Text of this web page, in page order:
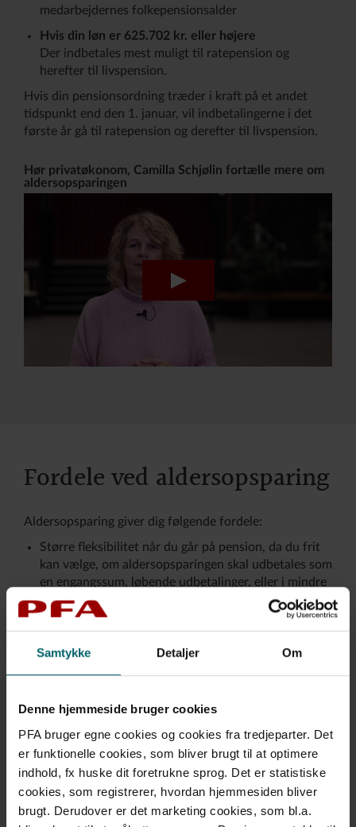
Samtykke Detaljer Om
Denne hjemmeside bruger cookies
PFA bruger egne cookies og cookies fra tredjeparter. Det
er funktionelle cookies, som bliver brugt til at optimere
indhold, fx huske dit foretrukne sprog. Det er statistiske
cookies, som registrerer, hvordan hjemmesiden bliver
brugt. Derudover er det marketing cookies, som bl.a.
medarbejdernes folkepensionsalder
Hvis din løn er 625.702 kr. eller højere
Der indbetales mest muligt til ratepension og
herefter til livspension.
Hvis din pensionsordning træder i kraft på et andet
tidspunkt end den 1. januar, vil indbetalingerne i det
første år gå til ratepension og derefter til livspension.
Hør privatøkonom, Camilla Schjølin fortælle mere om
aldersopsparingen
Fordele ved aldersopsparing
Aldersopsparing giver dig følgende fordele:
Større fleksibilitet når du går på pension, da du frit
kan vælge, om aldersopsparingen skal udbetales som
en engangssum, løbende udbetalinger, eller i mindre
”bidder” ad gangen (pt. minimum 25.000 kr.)
hvilket kan være mange penge værd gennem en lang
pensionstilværelse.
Lav afkastskat på kun 15,3 procent ligesom ved
Samlet set kan der være mange penge at tjene på at
udnytte aldersopsparingen – også selvom det resulterer
i en lavere indbetaling på din rate- og livspension, og du
ikke har skattemæssigt fradrag for dine indbetalinger.